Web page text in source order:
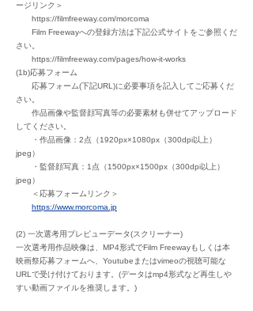
ージリンク＞
https://filmfreeway.com/morcoma
Film Freewayへの登録方法は下記公式サイトをご参照くだ
さい。
https://filmfreeway.com/pages/how-it-works
(1b)応募フォーム
応募フォーム(下記URL)に必要事項を記入してご応募くだ
さい。
作品画像や監督顔写真等の必要素材も併せてアップロード
してください。
・作品画像：2点（1920px×1080px（300dpi以上）
jpeg）
・監督顔写真：1点（1500px×1500px（300dpi以上）
jpeg）
＜応募フォームリンク＞
https://www.morcoma.jp
(2) 一次選考用プレビューデータ(スクリーナー)
一次選考用作品映像は、MP4形式でFilm Freewayもしくは本
映画祭応募フォームへ、Youtubeまたはvimeoの視聴可能な
URLで受け付けております。(データはmp4形式など再生しや
すい動画ファイルを推奨します。)